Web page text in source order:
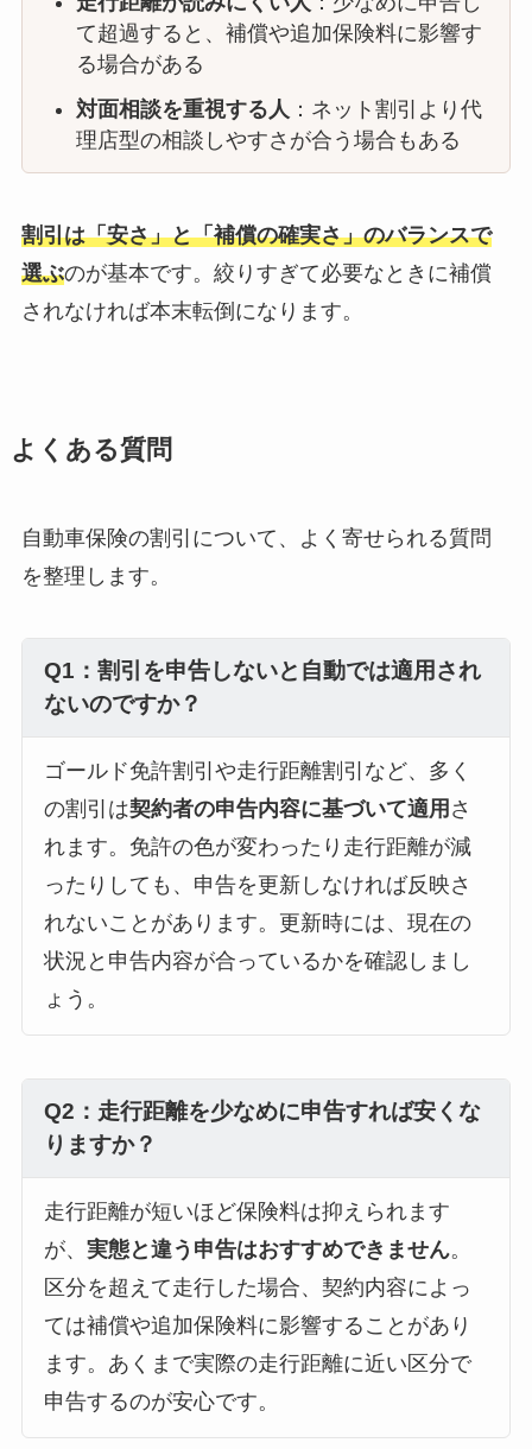
て超過すると、補償や追加保険料に影響す
る場合がある
対面相談を重視する人 ：ネット割引より代
理店型の相談しやすさが合う場合もある
割引は「安さ」と「補償の確実さ」のバランスで
選ぶのが基本です。絞りすぎて必要なときに補償
されなければ本末転倒になります。
よくある質問
自動車保険の割引について、よく寄せられる質問
を整理します。
Q1：割引を申告しないと自動では適用され
ないのですか？
ゴールド免許割引や走行距離割引など、多く
の割引は契約者の申告内容に基づいて適用 さ
れます。免許の色が変わったり走行距離が減
ったりしても、申告を更新しなければ反映さ
れないことがあります。更新時には、現在の
状況と申告内容が合っているかを確認しまし
ょう。
Q2：走行距離を少なめに申告すれば安くな
りますか？
走行距離が短いほど保険料は抑えられます
が、 実態と違う申告はおすすめできません。
区分を超えて走行した場合、契約内容によっ
ては補償や追加保険料に影響することがあり
ます。あくまで実際の走行距離に近い区分で
申告するのが安心です。